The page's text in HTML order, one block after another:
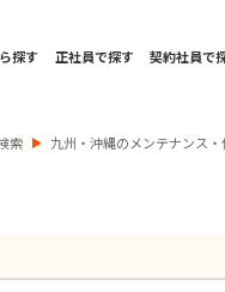
探す 正社員で探す 契約社員で
索 九州・沖縄のメンテナンス・